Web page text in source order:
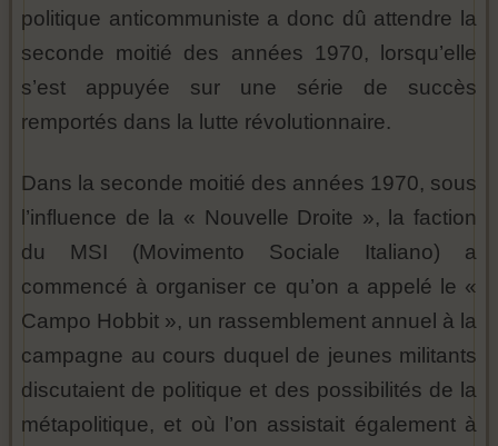
politique anticommuniste a donc dû attendre la
seconde moitié des années 1970, lorsqu’elle
s’est appuyée sur une série de succès
remportés dans la lutte révolutionnaire.
Dans la seconde moitié des années 1970, sous
l’influence de la « Nouvelle Droite », la faction
du MSI (Movimento Sociale Italiano) a
commencé à organiser ce qu’on a appelé le «
Campo Hobbit », un rassemblement annuel à la
campagne au cours duquel de jeunes militants
discutaient de politique et des possibilités de la
métapolitique, et où l’on assistait également à